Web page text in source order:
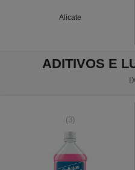
Alicate
ADITIVOS E
(3)